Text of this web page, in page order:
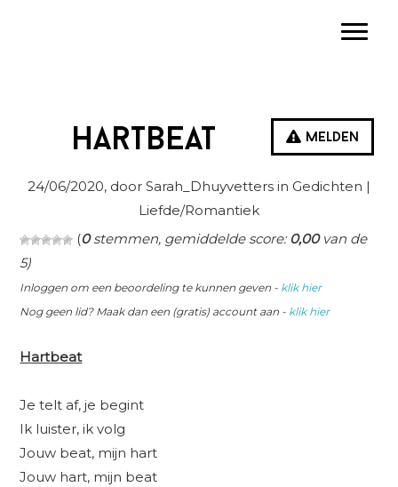
Melden
Hartbeat
24/06/2020, door Sarah_Dhuyvetters in Gedichten |
Liefde/Romantiek
(0stemmen, gemiddelde score:0,00van de
5)
Inloggen om een beoordeling te kunnen geven - klik hier
Nog geen lid? Maak dan een (gratis) account aan - klik hier
Hartbeat
Je telt af, je begint
Ik luister, ik volg
Jouw beat, mijn hart
Jouw hart, mijn beat